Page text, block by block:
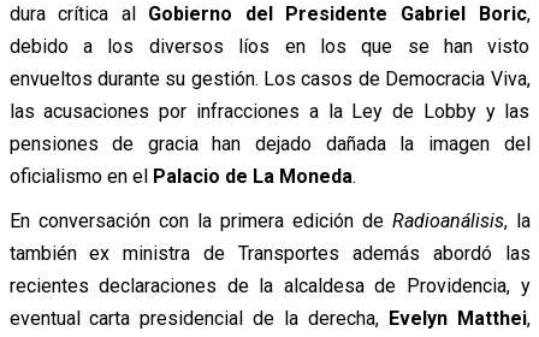
dura crítica al Gobierno del Presidente Gabriel Boric,
debido a los diversos líos en los que se han visto
envueltos durante su gestión. Los casos de Democracia Viva,
las acusaciones por infracciones a la Ley de Lobby y las
pensiones de gracia han dejado dañada la imagen del
oficialismo en el Palacio de La Moneda.
En conversación con la primera edición de Radioanálisis, la
también ex ministra de Transportes además abordó las
recientes declaraciones de la alcaldesa de Providencia, y
eventual carta presidencial de la derecha, Evelyn Matthei,